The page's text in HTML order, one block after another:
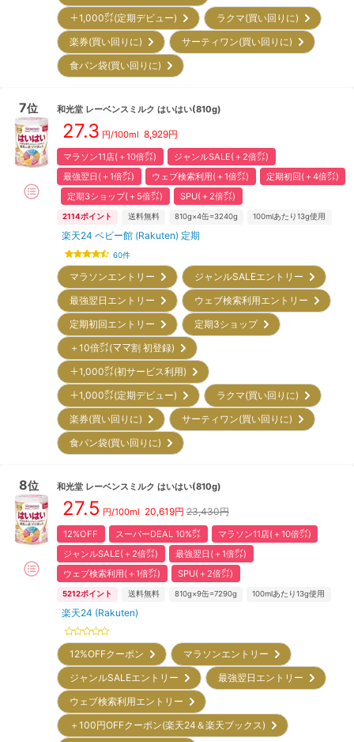
＋1,000㌽(定期デビュー)
ラクマ(買い回りに)
楽券(買い回りに)
サーティワン(買い回りに)
食パン袋(買い回りに)
7位 和光堂 レーベンスミルク はいはい(810g)
27.3 円/100ml 8,929円
マラソン11店(＋10倍㌽)
ジャンルSALE(＋2倍㌽)
最強翌日(＋1倍㌽)
ウェブ検索利用(＋1倍㌽)
定期初回(＋4倍㌽)
定期3ショップ(＋5倍㌽)
SPU(＋2倍㌽)
2114ポイント 送料無料 810g×4缶=3240g 100mlあたり13g使用
楽天24 ベビー館 (Rakuten) 定期
60件
マラソンエントリー
ジャンルSALEエントリー
最強翌日エントリー
ウェブ検索利用エントリー
定期初回エントリー
定期3ショップ
＋10倍㌽(ママ割 初登録)
＋1,000㌽(初サービス利用)
＋1,000㌽(定期デビュー)
ラクマ(買い回りに)
楽券(買い回りに)
サーティワン(買い回りに)
食パン袋(買い回りに)
8位 和光堂 レーベンスミルク はいはい(810g)
27.5 円/100ml 20,619円 23,430円
12%OFF スーパーDEAL 10%㌽
マラソン11店(＋10倍㌽)
ジャンルSALE(＋2倍㌽)
最強翌日(＋1倍㌽)
ウェブ検索利用(＋1倍㌽)
SPU(＋2倍㌽)
5212ポイント 送料無料 810g×9缶=7290g 100mlあたり13g使用
楽天24 (Rakuten)
12%OFFクーポン
マラソンエントリー
ジャンルSALEエントリー
最強翌日エントリー
ウェブ検索利用エントリー
＋100円OFFクーポン(楽天24＆楽天ブックス)